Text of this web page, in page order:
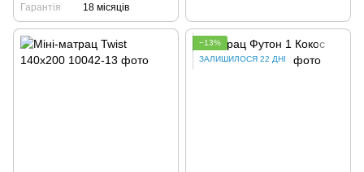
Гарантія
18 місяців
−13%
ЗАЛИШИЛОСЯ 22 ДНІ